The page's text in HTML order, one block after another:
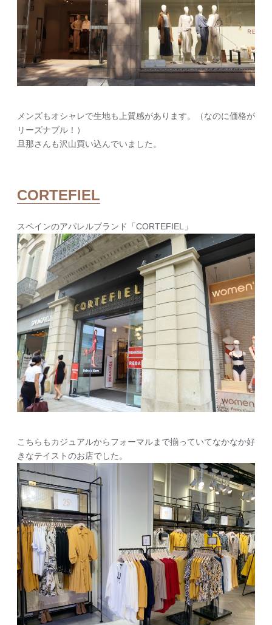
メンズもオシャレで生地も上質感があります。（なのに価格が
リーズナブル！）
旦那さんも沢山買い込んでいました。
CORTEFIEL
スペインのアパレルブランド「CORTEFIEL」
こちらもカジュアルからフォーマルまで揃っていてなかなか好
きなテイストのお店でした。